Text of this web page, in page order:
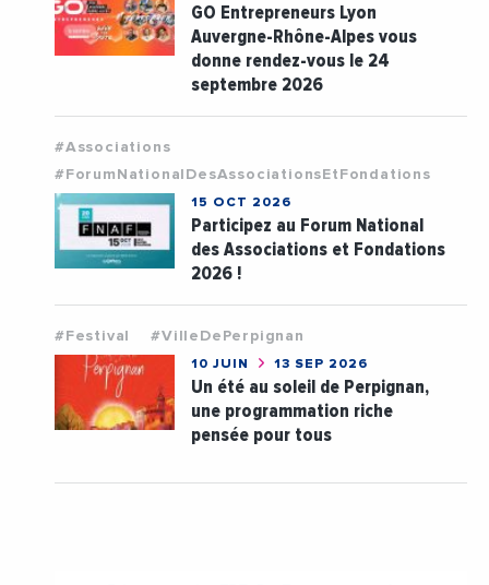
GO Entrepreneurs Lyon
Auvergne-Rhône-Alpes vous
donne rendez-vous le 24
septembre 2026
#Associations
#ForumNationalDesAssociationsEtFondations
15 OCT 2026
Participez au Forum National
des Associations et Fondations
2026 !
#Festival #VilleDePerpignan
10 JUIN 13 SEP 2026
Un été au soleil de Perpignan,
une programmation riche
pensée pour tous